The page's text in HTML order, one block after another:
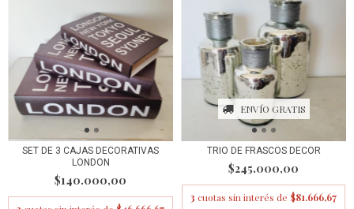
SET DE 3 CAJAS DECORATIVAS
LONDON
$140.000,00
ENVÍO GRATIS
TRIO DE FRASCOS DECOR
$245.000,00
3 cuotas sin interés de $81.666,67